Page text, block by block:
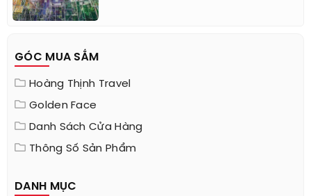
GÓC MUA SẮM
Hoàng Thịnh Travel
Golden Face
Danh Sách Cửa Hàng
Thông Số Sản Phẩm
DANH MỤC